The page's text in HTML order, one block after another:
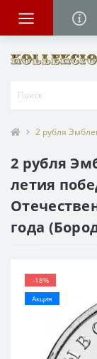
2 рубля
2 рубля
летия
года
-18%
Акция